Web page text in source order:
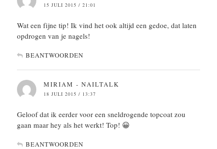
15 JULI 2015 / 21:01
Wat een fijne tip! Ik vind het ook altijd een gedoe, dat laten
opdrogen van je nagels!
BEANTWOORDEN
MIRIAM - NAILTALK
18 JULI 2015 / 13:37
Geloof dat ik eerder voor een sneldrogende topcoat zou
gaan maar hey als het werkt! Top! 😀
BEANTWOORDEN